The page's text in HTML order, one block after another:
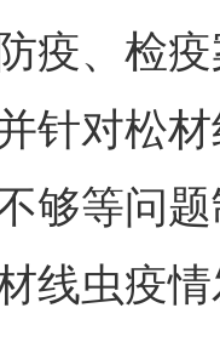
疫、检
针对松
够等问
线虫疫